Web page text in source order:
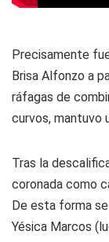
Precisamente
Brisa Alfonzo a
ráfagas de
curvos, mantuvo
Tras la
coronada como
De esta forma
Yésica Marcos